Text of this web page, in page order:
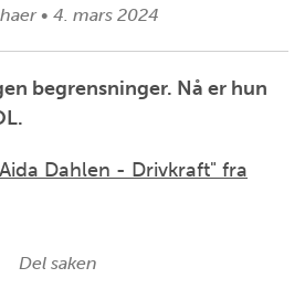
• 4. mars 2024
begrensninger. Nå er hun
Dahlen - Drivkraft" fra
Del saken